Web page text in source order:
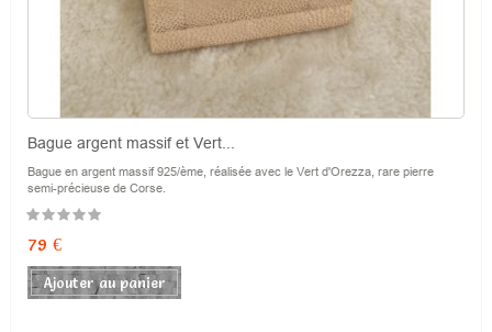
Bague argent massif et Vert...
Bague en argent massif 925/ème, réalisée avec le Vert d'Orezza, rare pierre
semi-précieuse de Corse.
Prix
79 €
Ajouter au panier